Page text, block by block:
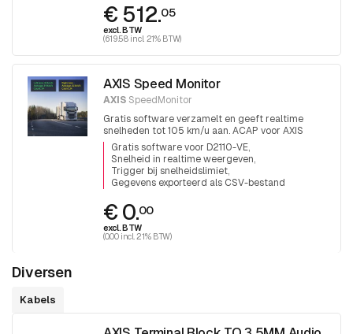
€ 512.05
excl. BTW
(619.58 incl. 21% BTW)
AXIS Speed Monitor
AXIS SpeedMonitor
Gratis software verzamelt en geeft realtime
snelheden tot 105 km/u aan. ACAP voor AXIS
D2110-VE radar
Gratis software voor D2110-VE
Snelheid in realtime weergeven
Trigger bij snelheidslimiet
Gegevens exporteerd als CSV-bestand
€ 0.00
excl. BTW
(0.00 incl. 21% BTW)
Diversen
Kabels